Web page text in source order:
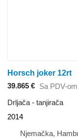
Horsch joker 12rt
39.865 € Sa PDV-om
Drljača - tanjirača
2014
Njemačka,